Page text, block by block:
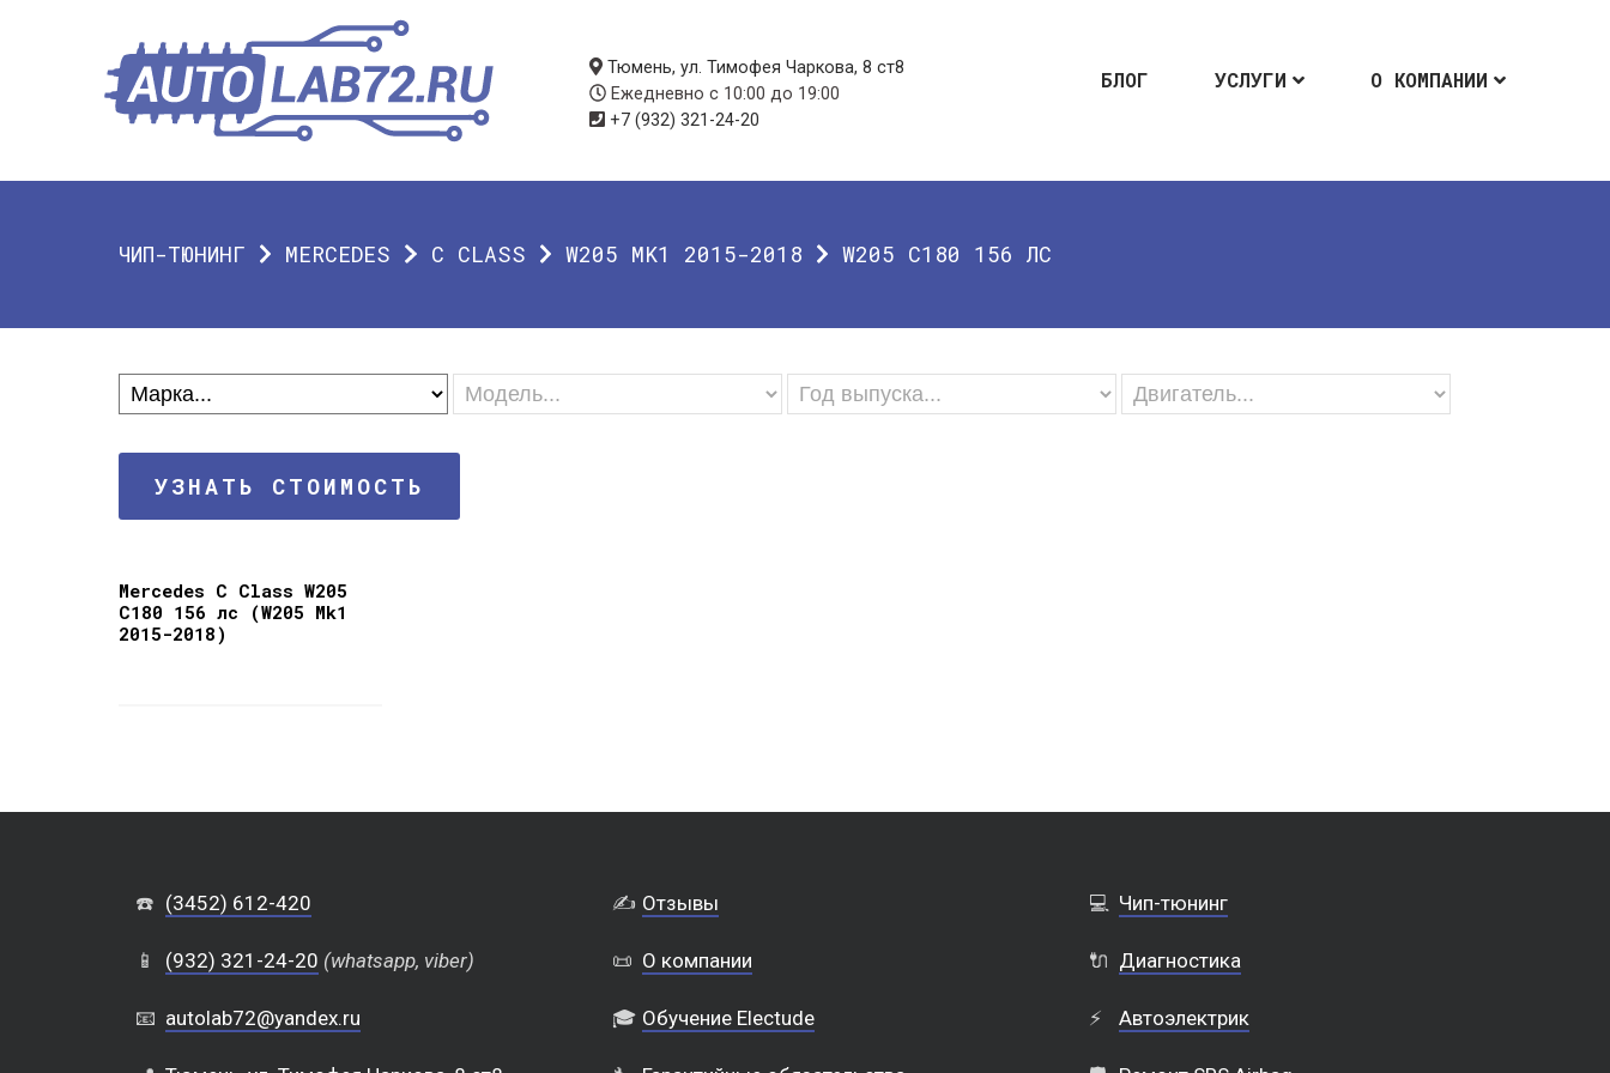
БЛОГ УСЛУГИ О КОМПАНИИ
Тюмень, ул. Тимофея Чаркова, 8 ст8
Ежедневно с 10:00 до 19:00
+7 (932) 321-24-20
ЧИП-ТЮНИНГ MERCEDES C CLASS W205 MK1 2015-2018 W205 C180 156 ЛС
УЗНАТЬ СТОИМОСТЬ
Mercedes C Class W205
C180 156 лс (W205 Mk1
2015-2018)
☎️ (3452) 612-420
📱 (932) 321-24-20 (whatsapp, viber)
📧 autolab72@yandex.ru
✍️ Отзывы
📜 О компании
🎓 Обучение Electude
💻 Чип-тюнинг
🔌 Диагностика
⚡ Автоэлектрик